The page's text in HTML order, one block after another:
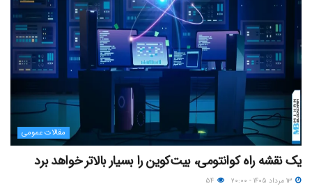
مقالات عمومی
یک نقشه راه کوانتومی، بیت‌کوین را بسیار بالاتر خواهد برد